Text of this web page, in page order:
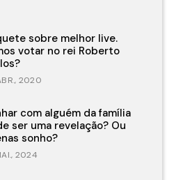
sobre melhor live.
votar no rei Roberto
2020
com alguém da família
ser uma revelação? Ou
sonho?
2024